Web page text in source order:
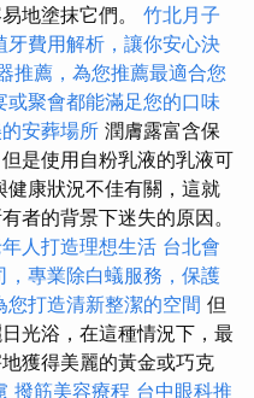
地塗抹它們。 竹北月子
牙費用解析，讓你安心決
推薦，為您推薦最適合您
或聚會都能滿足您的口味
安葬場所 潤膚露富含保
是使用自粉乳液的乳液可
康狀況不佳有關，這就
者的背景下迷失的原因。
人打造理想生活 台北會
，專業除白蟻服務，保護
您打造清新整潔的空間 但
光浴，在這種情況下，最
獲得美麗的黃金或巧克
撥筋美容療程 台中眼科推